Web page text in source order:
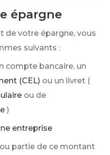
épargne
de votre épargne, vous
suivants :
compte bancaire, un
(CEL) ou un livret (
ou de
)
entreprise
partie de ce montant